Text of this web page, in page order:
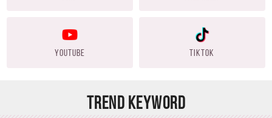
YOUTUBE TIKTOK
TREND KEYWORD